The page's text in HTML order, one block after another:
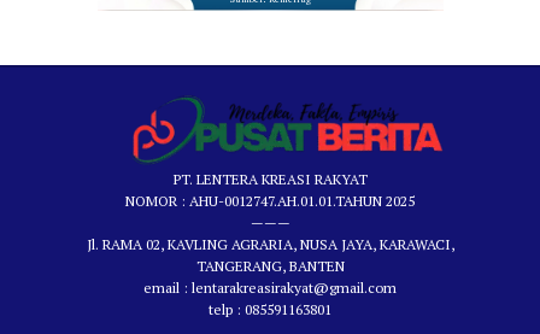
PT. LENTERA KREASI RAKYAT
NOMOR : AHU-0012747.AH.01.01.TAHUN 2025
———
Jl. RAMA 02, KAVLING AGRARIA, NUSA JAYA, KARAWACI,
TANGERANG, BANTEN
email : lentarakreasirakyat@gmail.com
telp : 085591163801